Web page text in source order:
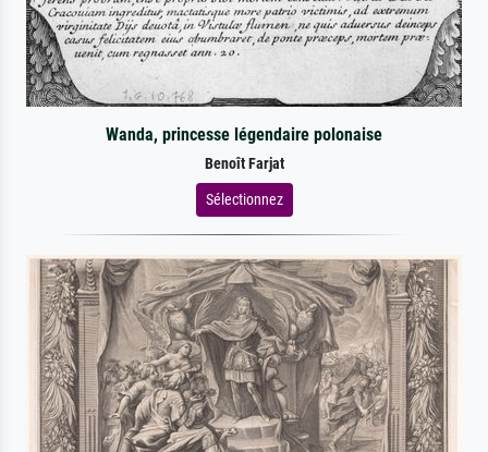
Wanda, princesse légendaire polonaise
Benoît Farjat
Sélectionnez